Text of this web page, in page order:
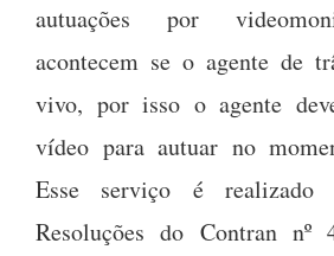
autuações por
acontecem se o agente de
vivo, por isso o agente
vídeo para autuar no
Esse serviço é realizado
Resoluções do Contran